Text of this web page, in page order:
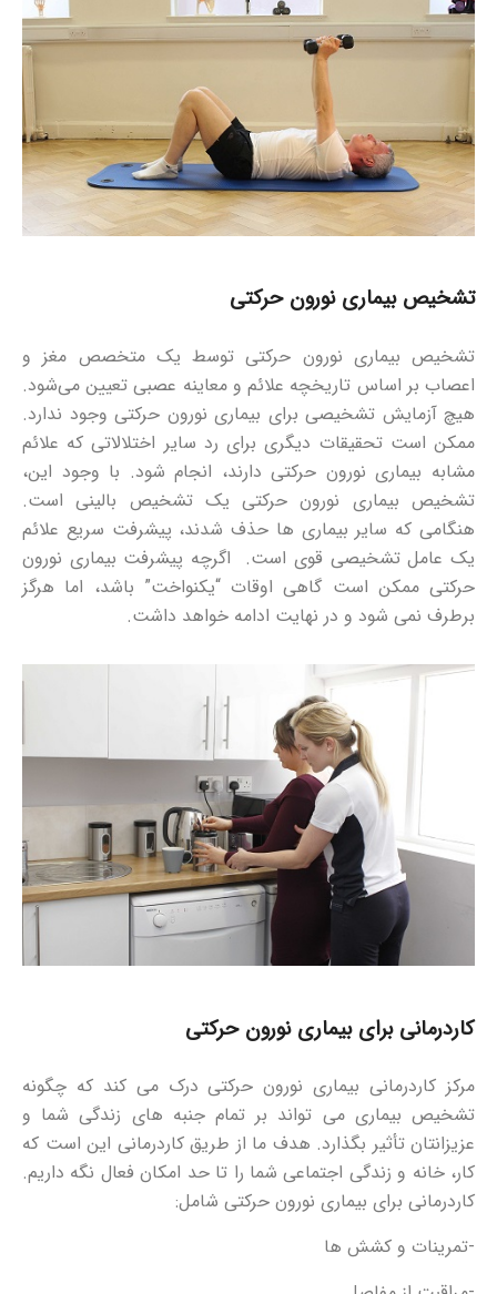
تشخیص بیماری نورون حرکتی
تشخیص بیماری نورون حرکتی توسط یک متخصص مغز و
اعصاب بر اساس تاریخچه علائم و معاینه عصبی تعیین می‌شود.
هیچ آزمایش تشخیصی برای بیماری نورون حرکتی وجود ندارد.
ممکن است تحقیقات دیگری برای رد سایر اختلالاتی که علائم
مشابه بیماری نورون حرکتی دارند، انجام شود. با وجود این،
تشخیص بیماری نورون حرکتی یک تشخیص بالینی است.
هنگامی که سایر بیماری ها حذف شدند، پیشرفت سریع علائم
یک عامل تشخیصی قوی است. اگرچه پیشرفت بیماری نورون
حرکتی ممکن است گاهی اوقات “یکنواخت” باشد، اما هرگز
برطرف نمی شود و در نهایت ادامه خواهد داشت.
کاردرمانی برای بیماری نورون حرکتی
مرکز کاردرمانی بیماری نورون حرکتی درک می کند که چگونه
تشخیص بیماری می تواند بر تمام جنبه های زندگی شما و
عزیزانتان تأثیر بگذارد. هدف ما از طریق کاردرمانی این است که
کار، خانه و زندگی اجتماعی شما را تا حد امکان فعال نگه داریم.
کاردرمانی برای بیماری نورون حرکتی شامل:
-تمرینات و کشش ها